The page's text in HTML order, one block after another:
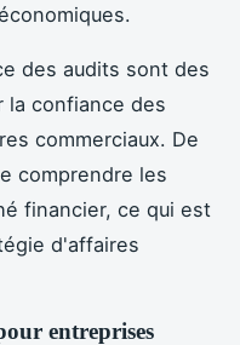
des audits sont des
la confiance des
commerciaux. De
comprendre les
financier, ce qui est
d'affaires
entreprises